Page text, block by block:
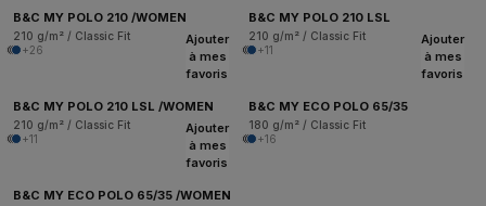
B&C MY POLO 210 /WOMEN
210 g/m² / Classic Fit
+26
B&C MY POLO 210 LSL
210 g/m² / Classic Fit
+11
Ajouter
à mes
favoris
B&C MY POLO 210 LSL /WOMEN
210 g/m² / Classic Fit
+11
Ajouter
à mes
favoris
B&C MY ECO POLO 65/35
180 g/m² / Classic Fit
+16
Ajouter
à mes
favoris
B&C MY ECO POLO 65/35 /WOMEN